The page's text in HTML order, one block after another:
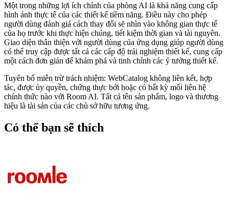
Một trong những lợi ích chính của phòng AI là khả năng cung cấp
hình ảnh thực tế của các thiết kế tiềm năng. Điều này cho phép
người dùng đánh giá cách thay đổi sẽ nhìn vào không gian thực tế
của họ trước khi thực hiện chúng, tiết kiệm thời gian và tài nguyên.
Giao diện thân thiện với người dùng của ứng dụng giúp người dùng
có thể truy cập được tất cả các cấp độ trải nghiệm thiết kế, cung cấp
một cách đơn giản để khám phá và tinh chỉnh các ý tưởng thiết kế.
Tuyên bố miễn trừ trách nhiệm: WebCatalog không liên kết, hợp
tác, được ủy quyền, chứng thực bởi hoặc có bất kỳ mối liên hệ
chính thức nào với Room AI. Tất cả tên sản phẩm, logo và thương
hiệu là tài sản của các chủ sở hữu tương ứng.
Có thể bạn sẽ thích